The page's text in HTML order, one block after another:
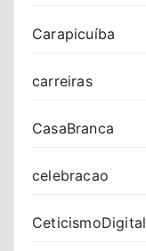
Carapicuíba
carreiras
CasaBranca
celebracao
CeticismoDigital